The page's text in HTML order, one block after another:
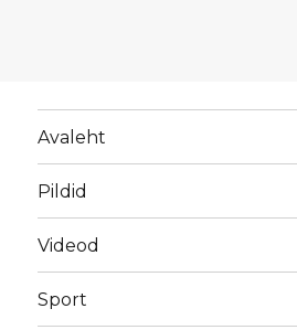
Avaleht
Pildid
Videod
Sport